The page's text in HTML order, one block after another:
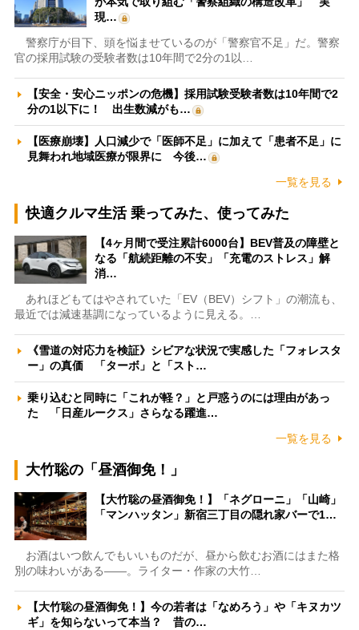
現…
警察庁が目下、頭を悩ませているのが「警察官不足」だ。警察
官の採用試験の受験者数は10年間で2分の1以…
【安全・安心ニッポンの危機】採用試験受験者数は10年間で2
分の1以下に！ 出生数減がも…
【医療崩壊】人口減少で「医師不足」に加えて「患者不足」に
見舞われ地域医療が限界に 今後…
一覧を見る
快適クルマ生活 乗ってみた、使ってみた
【4ヶ月間で受注累計6000台】BEV普及の障壁と
なる「航続距離の不安」「充電のストレス」解
消…
あれほどもてはやされていた「EV（BEV）シフト」の潮流も、
最近では減速基調になっているように見える。…
《雪道の対応力を検証》シビアな状況で実感した「フォレスタ
ー」の真価 「ターボ」と「スト…
乗り込むと同時に「これが軽？」と戸惑うのには理由があっ
た 「日産ルークス」さらなる躍進…
一覧を見る
大竹聡の「昼酒御免！」
【大竹聡の昼酒御免！】「ネグローニ」「山崎」
「マンハッタン」新宿三丁目の隠れ家バーで1…
お酒はいつ飲んでもいいものだが、昼から飲むお酒にはまた格
別の味わいがある――。ライター・作家の大竹…
【大竹聡の昼酒御免！】今の若者は「なめろう」や「キヌカツ
ギ」を知らないって本当？ 昔の…